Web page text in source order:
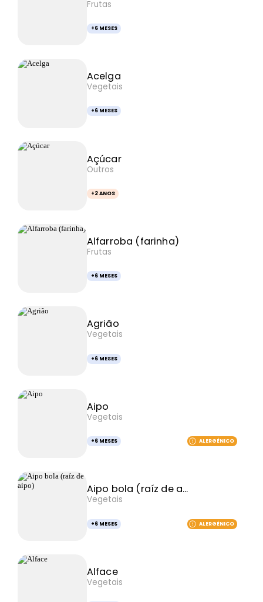
Frutas
+6 MESES
Acelga
Vegetais
+6 MESES
Açúcar
Outros
+2 ANOS
Alfarroba (farinha)
Frutas
+6 MESES
Agrião
Vegetais
+6 MESES
Aipo
Vegetais
+6 MESES ALERGÉNICO
Aipo bola (raíz de a...
Vegetais
+6 MESES ALERGÉNICO
Alface
Vegetais